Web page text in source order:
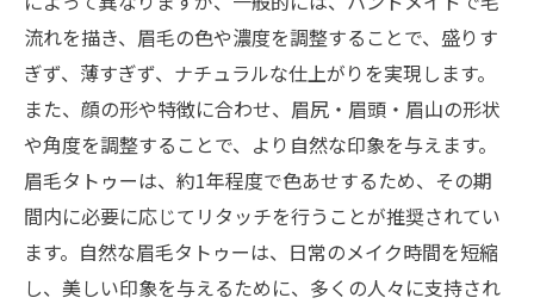
流れを描き、眉毛の色や濃度を調整することで、盛りす
ぎず、薄すぎず、ナチュラルな仕上がりを実現します。
また、顔の形や特徴に合わせ、眉尻・眉頭・眉山の形状
や角度を調整することで、より自然な印象を与えます。
眉毛タトゥーは、約1年程度で色あせするため、その期
間内に必要に応じてリタッチを行うことが推奨されてい
ます。自然な眉毛タトゥーは、日常のメイク時間を短縮
し、美しい印象を与えるために、多くの人々に支持され